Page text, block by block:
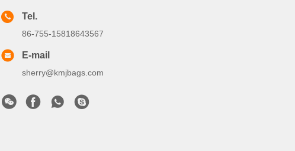
Tel.
86-755-15818643567
E-mail
sherry@kmjbags.com